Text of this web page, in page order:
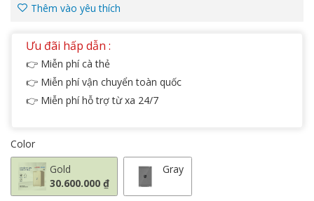
Thêm vào yêu thích
Ưu đãi hấp dẫn :
👉 Miễn phí cà thẻ
👉 Miễn phí vận chuyển toàn quốc
👉 Miễn phí hỗ trợ từ xa 24/7
Color
Gold
30.600.000 ₫
Gray